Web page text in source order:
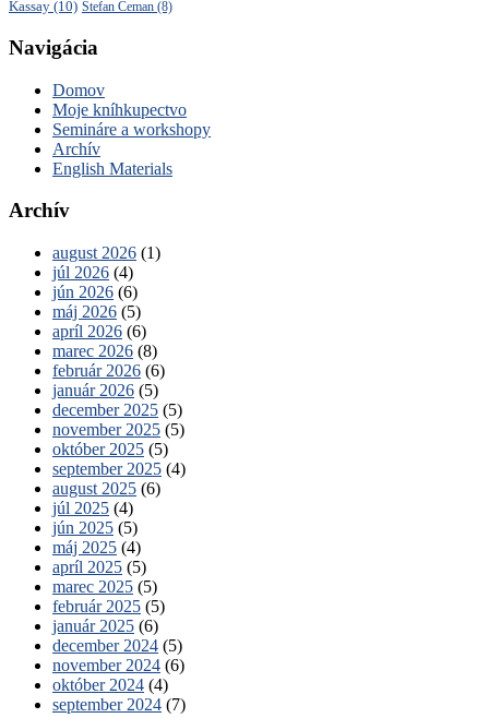
Kassay (10) Štefan Čeman (8)
Navigácia
Domov
Moje kníhkupectvo
Semináre a workshopy
Archív
English Materials
Archív
august 2026 (1)
júl 2026 (4)
jún 2026 (6)
máj 2026 (5)
apríl 2026 (6)
marec 2026 (8)
február 2026 (6)
január 2026 (5)
december 2025 (5)
november 2025 (5)
október 2025 (5)
september 2025 (4)
august 2025 (6)
júl 2025 (4)
jún 2025 (5)
máj 2025 (4)
apríl 2025 (5)
marec 2025 (5)
február 2025 (5)
január 2025 (6)
december 2024 (5)
november 2024 (6)
október 2024 (4)
september 2024 (7)